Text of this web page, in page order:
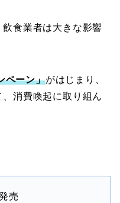
食業者は大きな影響
ペーン」がはじまり、
消費喚起に取り組ん
売